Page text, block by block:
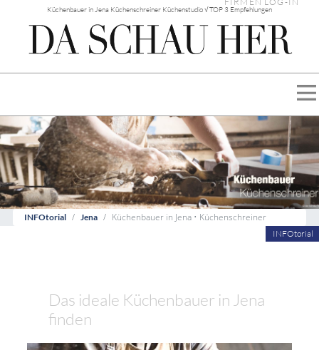
Küchenbauer in Jena Küchenschreiner Küchenstudio √ TOP 3 Empfehlungen
INFOtorial Jena
Küchenbauer in Jena • Küchenschreiner
INFOtorial
Das ideale Küchenbauer in Jena
finden